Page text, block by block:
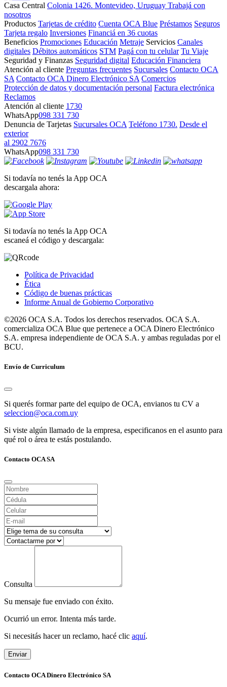
Casa Central Colonia 1426. Montevideo, Uruguay Trabajá con
nosotros
Productos Tarjetas de crédito Cuenta OCA Blue Préstamos Seguros
Tarjeta regalo Inversiones Financiá en 36 cuotas
Beneficios Promociones Educación Metraje Servicios Canales
digitales Débitos automáticos STM Pagá con tu celular Tu Viaje
Seguridad y Finanzas Seguridad digital Educación Financiera
Atención al cliente Preguntas frecuentes Sucursales Contacto OCA
SA Contacto OCA Dinero Electrónico SA Comercios
Protección de datos y documentación personal Factura electrónica
Reclamos
Atención al cliente 1730
WhatsApp098 331 730
Denuncia de Tarjetas Sucursales OCA Teléfono 1730. Desde el
exterior
al 2902 7676
WhatsApp098 331 730
Si todavía no tenés la App OCA
descargala ahora:
Si todavía no tenés la App OCA
escaneá el código y descargala:
Política de Privacidad
Ética
Código de buenas prácticas
Informe Anual de Gobierno Corporativo
©2026 OCA S.A. Todos los derechos reservados. OCA S.A.
comercializa OCA Blue que pertenece a OCA Dinero Electrónico
S.A. empresa independiente de OCA S.A. y ambas reguladas por el
BCU.
Envío de Curriculum
Si querés formar parte del equipo de OCA, envianos tu CV a
seleccion@oca.com.uy
Si viste algún llamado de la empresa, especificanos en el asunto para
qué rol o área te estás postulando.
Contacto OCA SA
Consulta
Su mensaje fue enviado con éxito.
Ocurrió un error. Intenta más tarde.
Si necesitás hacer un reclamo, hacé clic aquí.
Enviar
Contacto OCA Dinero Electrónico SA